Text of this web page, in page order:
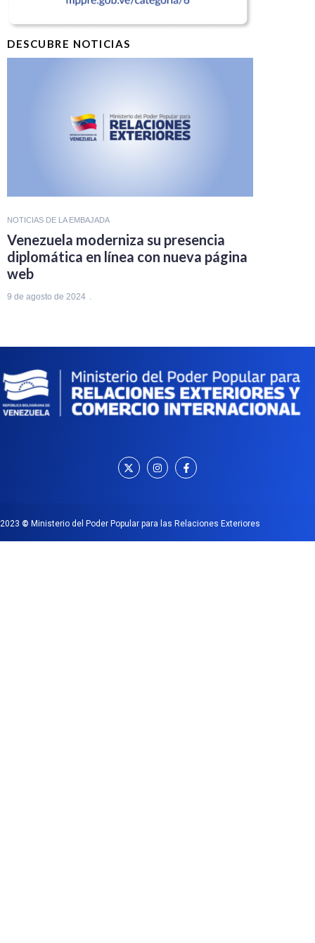
DESCUBRE NOTICIAS
NOTICIAS DE LA EMBAJADA
Venezuela moderniza su presencia
diplomática en línea con nueva página
web
9 de agosto de 2024
2023 © Ministerio del Poder Popular para las Relaciones Exteriores